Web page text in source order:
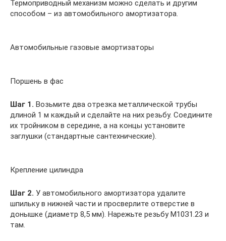
Термоприводный механизм можно сделать и другим
способом – из автомобильного амортизатора.
Автомобильные газовые амортизаторы
Поршень в фас
Шаг 1. Возьмите два отрезка металлической трубы
длиной 1 м каждый и сделайте на них резьбу. Соедините
их тройником в середине, а на концы установите
заглушки (стандартные сантехнические).
Крепление цилиндра
Шаг 2. У автомобильного амортизатора удалите
шпильку в нижней части и просверлите отверстие в
донышке (диаметр 8,5 мм). Нарежьте резьбу М10З1.23 и
там.